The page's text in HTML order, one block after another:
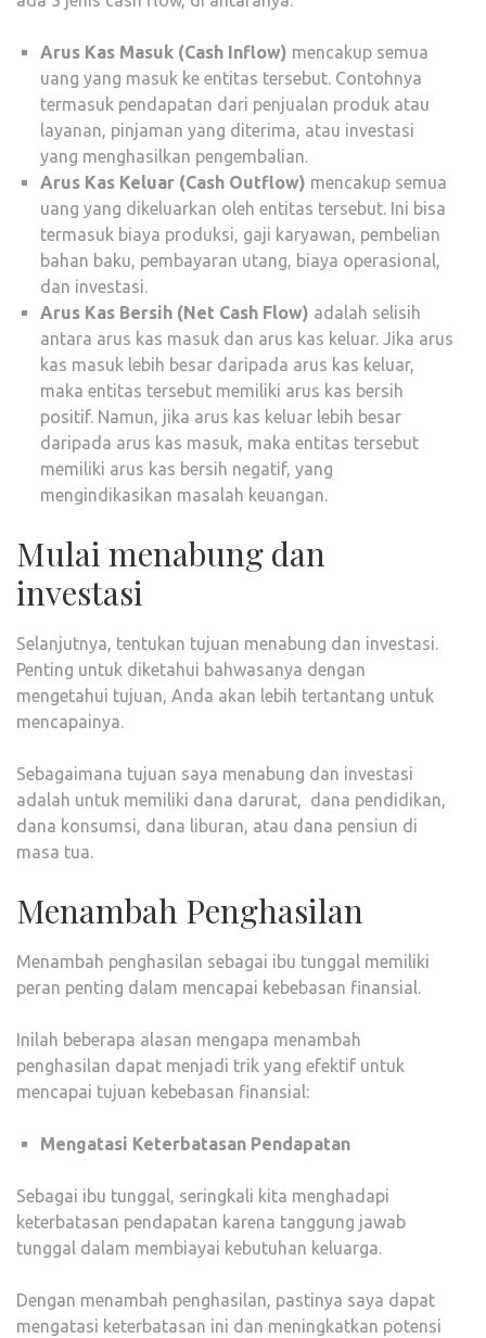
Arus Kas Masuk (Cash Inflow) mencakup semua
uang yang masuk ke entitas tersebut. Contohnya
termasuk pendapatan dari penjualan produk atau
layanan, pinjaman yang diterima, atau investasi
yang menghasilkan pengembalian.
Arus Kas Keluar (Cash Outflow) mencakup semua
uang yang dikeluarkan oleh entitas tersebut. Ini bisa
termasuk biaya produksi, gaji karyawan, pembelian
bahan baku, pembayaran utang, biaya operasional,
dan investasi.
Arus Kas Bersih (Net Cash Flow) adalah selisih
antara arus kas masuk dan arus kas keluar. Jika arus
kas masuk lebih besar daripada arus kas keluar,
maka entitas tersebut memiliki arus kas bersih
positif. Namun, jika arus kas keluar lebih besar
daripada arus kas masuk, maka entitas tersebut
memiliki arus kas bersih negatif, yang
mengindikasikan masalah keuangan.
Mulai menabung dan
investasi
Selanjutnya, tentukan tujuan menabung dan investasi.
Penting untuk diketahui bahwasanya dengan
mengetahui tujuan, Anda akan lebih tertantang untuk
mencapainya.
Sebagaimana tujuan saya menabung dan investasi
adalah untuk memiliki dana darurat, dana pendidikan,
dana konsumsi, dana liburan, atau dana pensiun di
masa tua.
Menambah Penghasilan
Menambah penghasilan sebagai ibu tunggal memiliki
peran penting dalam mencapai kebebasan finansial.
Inilah beberapa alasan mengapa menambah
penghasilan dapat menjadi trik yang efektif untuk
mencapai tujuan kebebasan finansial:
Mengatasi Keterbatasan Pendapatan
Sebagai ibu tunggal, seringkali kita menghadapi
keterbatasan pendapatan karena tanggung jawab
tunggal dalam membiayai kebutuhan keluarga.
Dengan menambah penghasilan, pastinya saya dapat
mengatasi keterbatasan ini dan meningkatkan potensi